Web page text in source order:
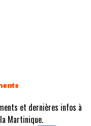
et dernières infos à
Martinique.